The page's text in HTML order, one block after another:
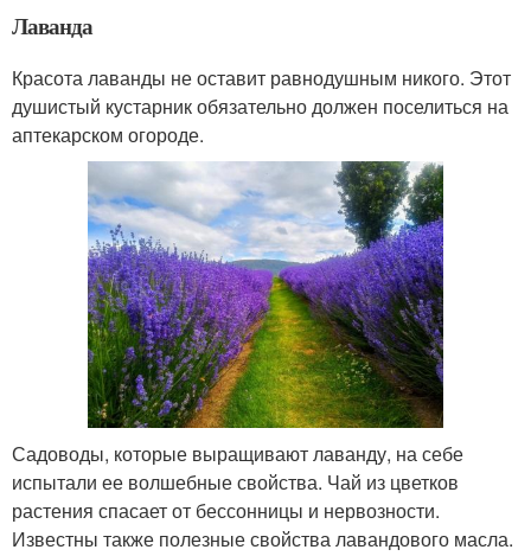
Лаванда
Красота лаванды не оставит равнодушным никого. Этот
душистый кустарник обязательно должен поселиться на
аптекарском огороде.
Садоводы, которые выращивают лаванду, на себе
испытали ее волшебные свойства. Чай из цветков
растения спасает от бессонницы и нервозности.
Известны также полезные свойства лавандового масла.